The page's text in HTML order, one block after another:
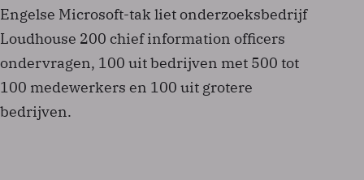
Engelse Microsoft-tak liet onderzoeksbedrijf
Loudhouse 200 chief information officers
ondervragen, 100 uit bedrijven met 500 tot
100 medewerkers en 100 uit grotere
bedrijven.